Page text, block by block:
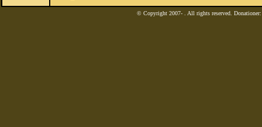
© Copyright 2007- . All rights reserved.